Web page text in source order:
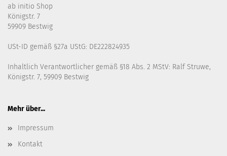
ab initio Shop
Königstr. 7
59909 Bestwig
USt-ID gemäß §27a UStG: DE222824935
Inhaltlich Verantwortlicher gemäß §18 Abs. 2 MStV: Ralf Struwe,
Königstr. 7, 59909 Bestwig
Mehr über...
Impressum
Kontakt